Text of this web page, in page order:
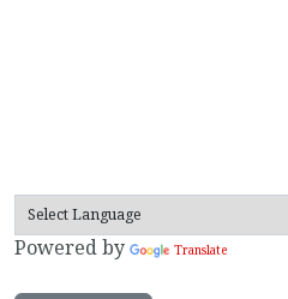
Powered by Translate